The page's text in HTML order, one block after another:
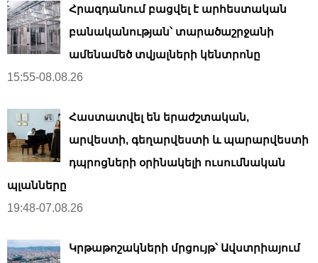
Հրազդանում բացվել է արհեստական ​​
բանականության՝ տարածաշրջանի
ամենամեծ տվյալների կենտրոնը
15:55-08.08.26
Հաստատվել են երաժշտական,
արվեստի, գեղարվեստի և պարարվեստի
դպրոցների օրինակելի ուսումնական
պլանները
19:48-07.08.26
Կրթաթոշակների մրցույթ՝ Ավստրիայում